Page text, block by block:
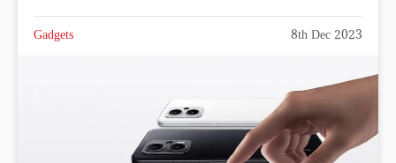
Gadgets 8th Dec 2023